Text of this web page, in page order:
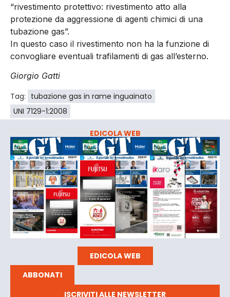
“rivestimento protettivo: rivestimento atto alla
protezione da aggressione di agenti chimici di una
tubazione gas”.
In questo caso il rivestimento non ha la funzione di
convogliare eventuali trafilamenti di gas all’esterno.
Giorgio Gatti
Tag: tubazione gas in rame inguainato
UNI 7129-1:2008
EDICOLA WEB
EDICOLA WEB
ABBONATI
ISCRIVITI ALLE NEWSLETTER